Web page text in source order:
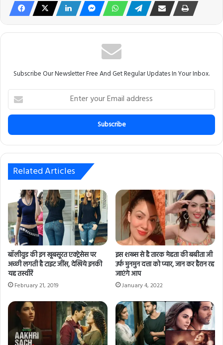
Subscribe Our Newsletter Free And Get Regular Updates In Your Inbox.
E
t
r
y
o
r
a
i
l
a
d
d
r
e
s
Related Articles
बॉलीवुड की इन खूबसूरत एक्ट्रेसेस पर
अच्छी लगती है टाइट जींस, देखिये इनकी
यह तस्वीरें
February 21, 2019
इस शख्स से है तारक मेहता की बबीता जी
उर्फ मुनमुन दत्ता को प्यार, जान कर हैरान रह
जाएंगे आप
January 4, 2022